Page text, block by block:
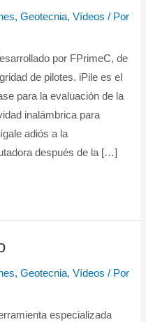
,Geotecnia,Vídeos / Por
por FPrimeC, de
de pilotes. iPile es el
para la evaluación de la
inalámbrica para
adiós a la
después de la […]
,Geotecnia,Vídeos / Por
especializada